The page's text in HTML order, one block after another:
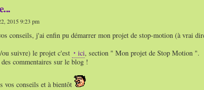
2015 9:23 pm
conseils, j'ai enfin pu démarrer mon projet de stop-motion (à vrai
suivre) le projet c'est
ici, section " Mon projet de Stop Motion ".
commentaires sur le blog !
vos conseils et à bientôt